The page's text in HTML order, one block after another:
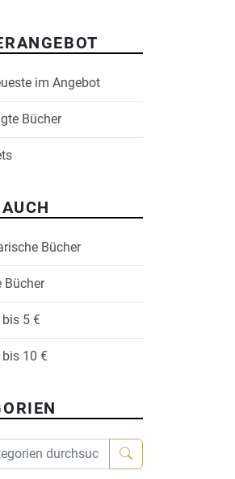
im Angebot
Bücher
Bücher
Bücher
bis 5 €
bis 10 €